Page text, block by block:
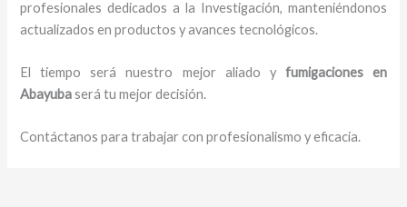
profesionales dedicados a la Investigación, manteniéndonos
actualizados en productos y avances tecnológicos.
El tiempo será nuestro mejor aliado y fumigaciones en
Abayubaserá tu mejor decisión.
Contáctanos para trabajar con profesionalismo y eficacia.